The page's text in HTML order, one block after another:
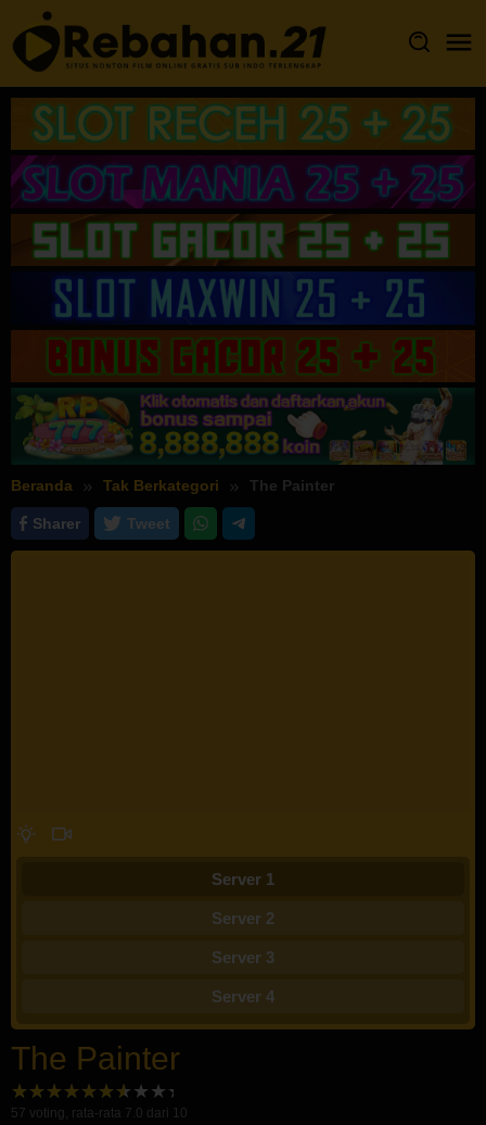
Loncat
ke
konten
Beranda Tak Berkategori The Painter
Sharer Tweet
Server 1
Server 2
Server 3
Server 4
The Painter
57 voting, rata-rata 7.0 dari 10